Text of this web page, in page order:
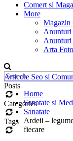
Comert si
More
Magazin
Anunturi
Arta
Posts
Categories
Tags
Articole Seo si
Home
Sanatate si
Sanatate
Ardeii –
fiecare